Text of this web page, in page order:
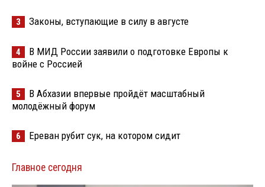
3 Законы, вступающие в силу в августе
4
В МИД России заявили о подготовке Европы к
войне с Россией
5
В Абхазии впервые пройдёт масштабный
молодёжный форум
6 Ереван рубит сук, на котором сидит
Главное сегодня